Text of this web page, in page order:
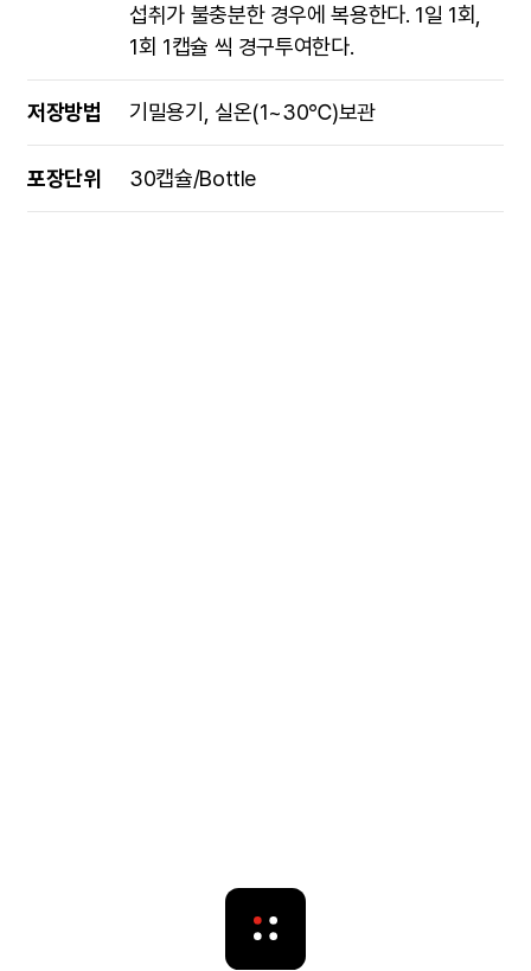
섭취가 불충분한 경우에 복용한다. 1일 1회,
1회 1캡슐 씩 경구투여한다.
저장방법 기밀용기, 실온(1~30℃)보관
포장단위 30캡슐/Bottle